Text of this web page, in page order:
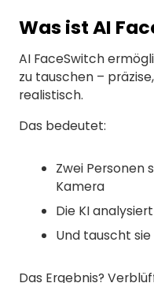
Was ist AI
AI FaceSwitch
zu tauschen –
realistisch.
Das bedeutet:
Zwei Personen
Kamera
Die KI
Und tauscht
Das Ergebnis?